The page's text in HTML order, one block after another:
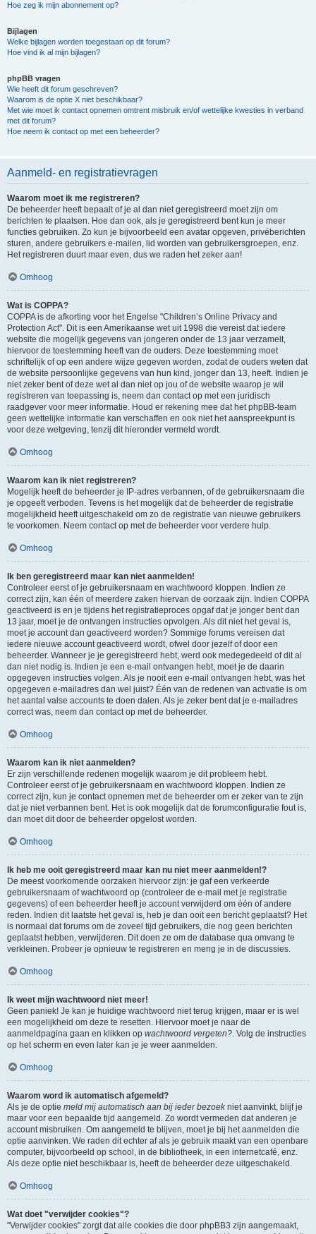
Hoe zeg ik mijn abonnement op?
Bijlagen
Welke bijlagen worden toegestaan op dit forum?
Hoe vind ik al mijn bijlagen?
phpBB vragen
Wie heeft dit forum geschreven?
Waarom is de optie X niet beschikbaar?
Met wie moet ik contact opnemen omtrent misbruik en/of wettelijke kwesties in verband
met dit forum?
Hoe neem ik contact op met een beheerder?
Aanmeld- en registratievragen
Waarom moet ik me registreren?
De beheerder heeft bepaalt of je al dan niet geregistreerd moet zijn om
berichten te plaatsen. Hoe dan ook, als je geregistreerd bent kun je meer
functies gebruiken. Zo kun je bijvoorbeeld een avatar opgeven, privéberichten
sturen, andere gebruikers e-mailen, lid worden van gebruikersgroepen, enz.
Het registreren duurt maar even, dus we raden het zeker aan!
Omhoog
Wat is COPPA?
COPPA is de afkorting voor het Engelse "Children’s Online Privacy and
Protection Act". Dit is een Amerikaanse wet uit 1998 die vereist dat iedere
website die mogelijk gegevens van jongeren onder de 13 jaar verzamelt,
hiervoor de toestemming heeft van de ouders. Deze toestemming moet
schriftelijk of op een andere wijze gegeven worden, zodat de ouders weten dat
de website persoonlijke gegevens van hun kind, jonger dan 13, heeft. Indien je
niet zeker bent of deze wet al dan niet op jou of de website waarop je wil
registreren van toepassing is, neem dan contact op met een juridisch
raadgever voor meer informatie. Houd er rekening mee dat het phpBB-team
geen wettelijke informatie kan verschaffen en ook niet het aanspreekpunt is
voor deze wetgeving, tenzij dit hieronder vermeld wordt.
Omhoog
Waarom kan ik niet registreren?
Mogelijk heeft de beheerder je IP-adres verbannen, of de gebruikersnaam die
je opgeeft verboden. Tevens is het mogelijk dat de beheerder de registratie
mogelijkheid heeft uitgeschakeld om zo de registratie van nieuwe gebruikers
te voorkomen. Neem contact op met de beheerder voor verdere hulp.
Omhoog
Ik ben geregistreerd maar kan niet aanmelden!
Controleer eerst of je gebruikersnaam en wachtwoord kloppen. Indien ze
correct zijn, kan één of meerdere zaken hiervan de oorzaak zijn. Indien COPPA
geactiveerd is en je tijdens het registratieproces opgaf dat je jonger bent dan
13 jaar, moet je de ontvangen instructies opvolgen. Als dit niet het geval is,
moet je account dan geactiveerd worden? Sommige forums vereisen dat
iedere nieuwe account geactiveerd wordt, ofwel door jezelf of door een
beheerder. Wanneer je je geregistreerd hebt, werd ook medegedeeld of dit al
dan niet nodig is. Indien je een e-mail ontvangen hebt, moet je de daarin
opgegeven instructies volgen. Als je nooit een e-mail ontvangen hebt, was het
opgegeven e-mailadres dan wel juist? Één van de redenen van activatie is om
het aantal valse accounts te doen dalen. Als je zeker bent dat je e-mailadres
correct was, neem dan contact op met de beheerder.
Omhoog
Waarom kan ik niet aanmelden?
Er zijn verschillende redenen mogelijk waarom je dit probleem hebt.
Controleer eerst of je gebruikersnaam en wachtwoord kloppen. Indien ze
correct zijn, kun je contact opnemen met de beheerder om er zeker van te zijn
dat je niet verbannen bent. Het is ook mogelijk dat de forumconfiguratie fout is,
dan moet dit door de beheerder opgelost worden.
Omhoog
Ik heb me ooit geregistreerd maar kan nu niet meer aanmelden!?
De meest voorkomende oorzaken hiervoor zijn: je gaf een verkeerde
gebruikersnaam of wachtwoord op (controleer de e-mail met je registratie
gegevens) of een beheerder heeft je account verwijderd om één of andere
reden. Indien dit laatste het geval is, heb je dan ooit een bericht geplaatst? Het
is normaal dat forums om de zoveel tijd gebruikers, die nog geen berichten
geplaatst hebben, verwijderen. Dit doen ze om de database qua omvang te
verkleinen. Probeer je opnieuw te registreren en meng je in de discussies.
Omhoog
Ik weet mijn wachtwoord niet meer!
Geen paniek! Je kan je huidige wachtwoord niet terug krijgen, maar er is wel
een mogelijkheid om deze te resetten. Hiervoor moet je naar de
aanmeldpagina gaan en klikken op wachtwoord vergeten?. Volg de instructies
op het scherm en even later kan je je weer aanmelden.
Omhoog
Waarom word ik automatisch afgemeld?
Als je de optie meld mij automatisch aan bij ieder bezoekniet aanvinkt, blijf je
maar voor een bepaalde tijd aangemeld. Zo wordt vermeden dat anderen je
account misbruiken. Om aangemeld te blijven, moet je bij het aanmelden die
optie aanvinken. We raden dit echter af als je gebruik maakt van een openbare
computer, bijvoorbeeld op school, in de bibliotheek, in een internetcafé, enz.
Als deze optie niet beschikbaar is, heeft de beheerder deze uitgeschakeld.
Omhoog
Wat doet "verwijder cookies"?
"Verwijder cookies" zorgt dat alle cookies die door phpBB3 zijn aangemaakt,